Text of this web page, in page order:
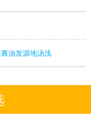
油发源地汤浅